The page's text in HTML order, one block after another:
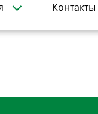
Контакты